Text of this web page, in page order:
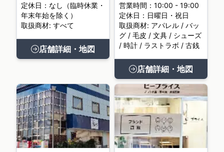
定休日：なし（臨時休業・
年末年始を除く）
取扱商材: すべて
店舗詳細・地図
営業時間：10:00 - 19:00
定休日：日曜日・祝日
取扱商材: アパレル / バッ
グ / 毛皮 / 文具 / シューズ
/ 時計 / ラストラボ / 古銭
店舗詳細・地図